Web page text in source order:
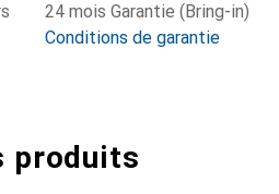
24 mois Garantie (Bring-in)
Conditions de garantie
produits